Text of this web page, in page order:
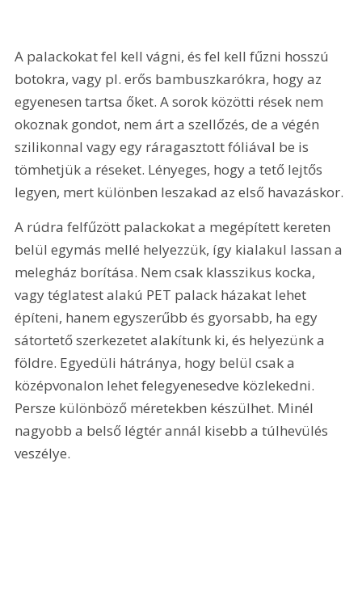
A palackokat fel kell vágni, és fel kell fűzni hosszú
botokra, vagy pl. erős bambuszkarókra, hogy az
egyenesen tartsa őket. A sorok közötti rések nem
okoznak gondot, nem árt a szellőzés, de a végén
szilikonnal vagy egy ráragasztott fóliával be is
tömhetjük a réseket. Lényeges, hogy a tető lejtős
legyen, mert különben leszakad az első havazáskor.
A rúdra felfűzött palackokat a megépített kereten
belül egymás mellé helyezzük, így kialakul lassan a
melegház borítása. Nem csak klasszikus kocka,
vagy téglatest alakú PET palack házakat lehet
építeni, hanem egyszerűbb és gyorsabb, ha egy
sátortető szerkezetet alakítunk ki, és helyezünk a
földre. Egyedüli hátránya, hogy belül csak a
középvonalon lehet felegyenesedve közlekedni.
Persze különböző méretekben készülhet. Minél
nagyobb a belső légtér annál kisebb a túlhevülés
veszélye.